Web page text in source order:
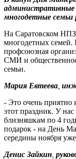
административные
многодетные семьи
На Саратовском НПЗ
многодетных семей.
профсоюзная
СМИ и
семьи.
Мария Евтеева
- Это очень приятно
этот праздник. У
близняшкам по 4
подарок - на День
середины ноября
Денис Зайкин